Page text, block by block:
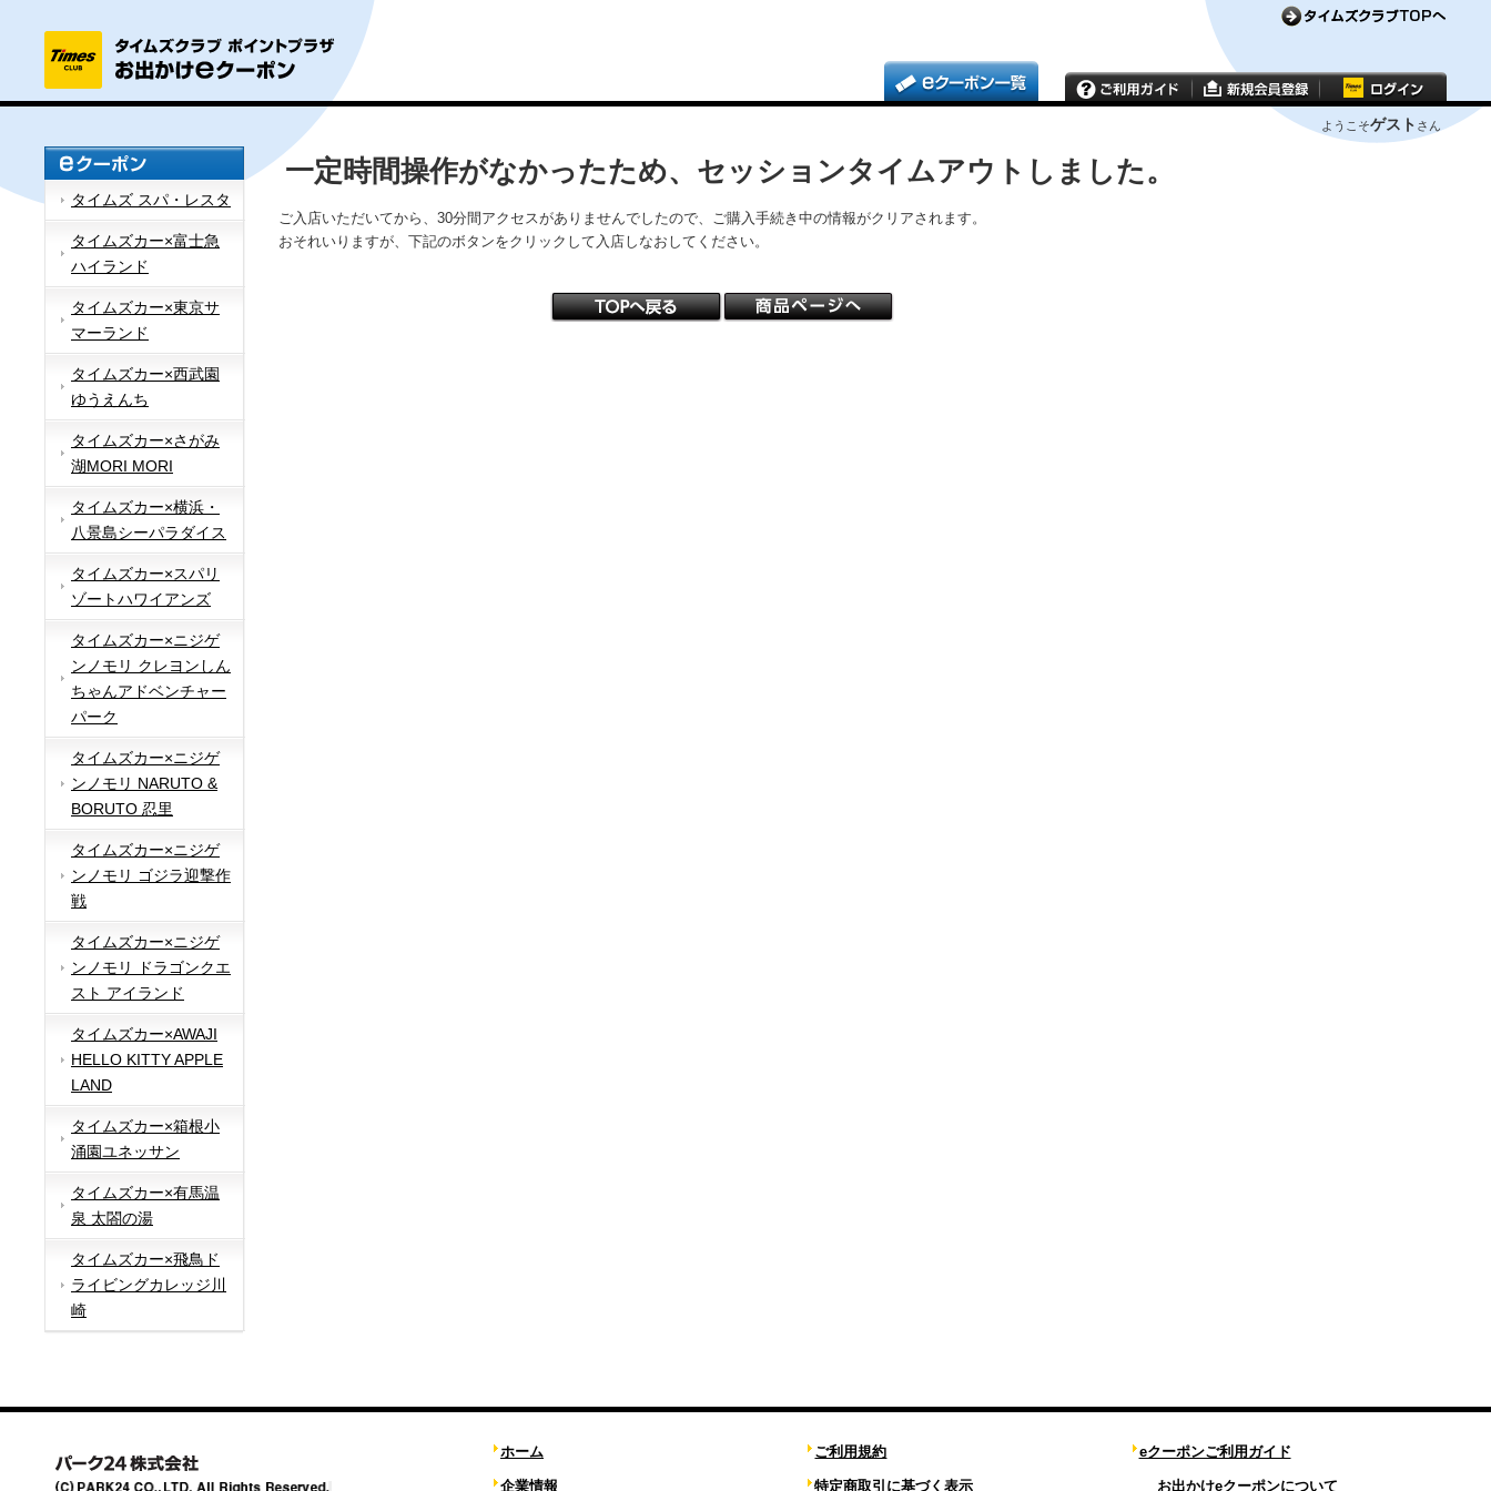
ようこそゲスト さん
タイムズ スパ・レスタ
タイムズカー×富士急
ハイランド
タイムズカー×東京サ
マーランド
タイムズカー×西武園
ゆうえんち
タイムズカー×さがみ
湖MORI MORI
タイムズカー×横浜・
八景島シーパラダイス
タイムズカー×スパリ
ゾートハワイアンズ
タイムズカー×ニジゲ
ンノモリ クレヨンしん
ちゃんアドベンチャー
パーク
タイムズカー×ニジゲ
ンノモリ NARUTO &
BORUTO 忍里
タイムズカー×ニジゲ
ンノモリ ゴジラ迎撃作
戦
タイムズカー×ニジゲ
ンノモリ ドラゴンクエ
スト アイランド
タイムズカー×AWAJI
HELLO KITTY APPLE
LAND
タイムズカー×箱根小
涌園ユネッサン
タイムズカー×有馬温
泉 太閤の湯
タイムズカー×飛鳥ド
ライビングカレッジ川
崎
一定時間操作がなかったため、セッションタイムアウトしました。
ご入店いただいてから、30分間アクセスがありませんでしたので、ご購入手続き中の情報がクリアされます。
おそれいりますが、下記のボタンをクリックして入店しなおしてください。
ホーム
企業情報
ご利用規約
特定商取引に基づく表示
eクーポンご利用ガイド
お出かけeクーポンについて